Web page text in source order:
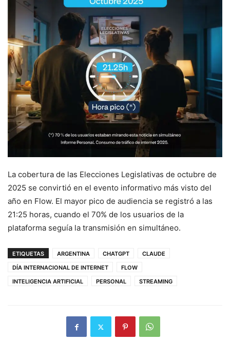
La cobertura de las Elecciones Legislativas de octubre de
2025 se convirtió en el evento informativo más visto del
año en Flow. El mayor pico de audiencia se registró a las
21:25 horas, cuando el 70% de los usuarios de la
plataforma seguía la transmisión en simultáneo.
ETIQUETAS ARGENTINA CHATGPT
CLAUDE
DÍA INTERNACIONAL DE INTERNET
FLOW
INTELIGENCIA ARTIFICIAL
PERSONAL STREAMING